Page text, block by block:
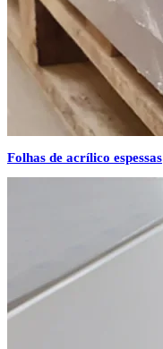
Folhas de acrílico espessas